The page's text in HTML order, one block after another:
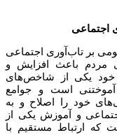
اجتماعی
بر تاب‌آوری اجتماعی
مردم باعث افزایش و
خود یکی از شاخص‌های
است و جوامع
خود را اصلاح و به
و آموزش یکی از
که ارتباط مستقیم با